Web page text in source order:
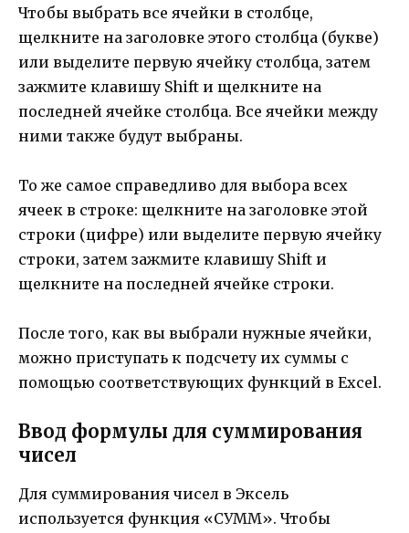
Чтобы выбрать все ячейки в столбце,
щелкните на заголовке этого столбца (букве)
или выделите первую ячейку столбца, затем
зажмите клавишу Shift и щелкните на
последней ячейке столбца. Все ячейки между
ними также будут выбраны.
То же самое справедливо для выбора всех
ячеек в строке: щелкните на заголовке этой
строки (цифре) или выделите первую ячейку
строки, затем зажмите клавишу Shift и
щелкните на последней ячейке строки.
После того, как вы выбрали нужные ячейки,
можно приступать к подсчету их суммы с
помощью соответствующих функций в Excel.
Ввод формулы для суммирования
чисел
Для суммирования чисел в Эксель
используется функция «СУММ». Чтобы